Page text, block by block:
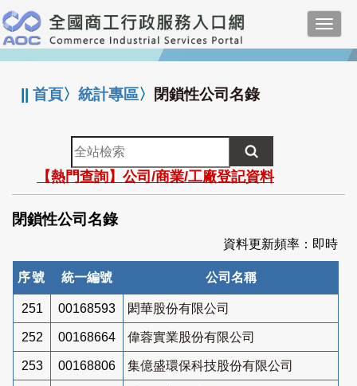
跳
到
主
要
:::
||首頁〉統計專區〉 閉鎖性公司名錄
全
站
檢
索
【熱門查詢】公司/商業/工廠登記資料
閉鎖性公司名錄
資料更新頻率：即時
序號 統一編號 公司名稱
251 00168593 閎華股份有限公司
252 00168664 偉蓉實業股份有限公司
253 00168806 集億盛環保科技股份有限公司